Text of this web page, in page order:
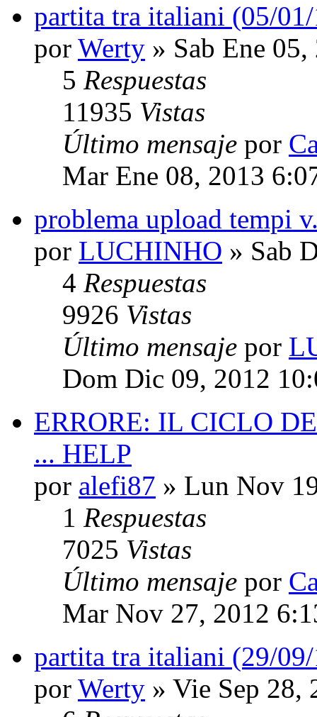
partita tra italiani (05/
por Werty » Sab Ene
5 Respuestas
11935 Vistas
Último mensaje por
Mar Ene 08, 2013
problema upload tempi
por LUCHINHO » Sab
4 Respuestas
9926 Vistas
Último mensaje por
Dom Dic 09, 2012
ERRORE: IL CICLO
... HELP
por alefi87 » Lun Nov
1 Respuestas
7025 Vistas
Último mensaje por
Mar Nov 27, 2012
partita tra italiani (29/
por Werty » Vie Sep 28,